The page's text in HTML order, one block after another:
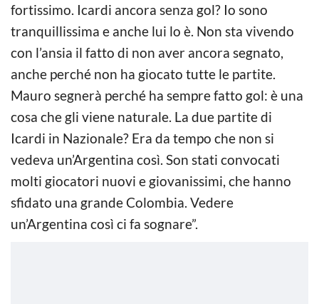
fortissimo. Icardi ancora senza gol? Io sono
tranquillissima e anche lui lo è. Non sta vivendo
con l’ansia il fatto di non aver ancora segnato,
anche perché non ha giocato tutte le partite.
Mauro segnerà perché ha sempre fatto gol: è una
cosa che gli viene naturale. La due partite di
Icardi in Nazionale? Era da tempo che non si
vedeva un’Argentina così. Son stati convocati
molti giocatori nuovi e giovanissimi, che hanno
sfidato una grande Colombia. Vedere
un’Argentina così ci fa sognare”.